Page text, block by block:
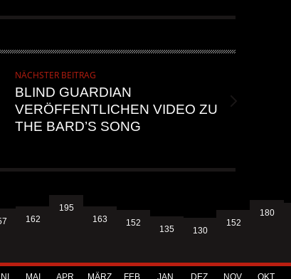
NÄCHSTER BEITRAG
BLIND GUARDIAN
VERÖFFENTLICHEN VIDEO ZU
THE BARD’S SONG
162
MAI
195
APR.
163
MÄRZ
152
FEB.
135
JAN.
130
DEZ.
152
NOV.
180
OKT.